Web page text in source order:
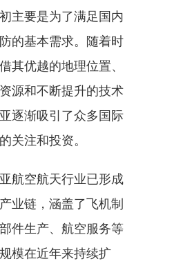
主要是为了满足国内
的基本需求。随着时
其优越的地理位置、
源和不断提升的技术
逐渐吸引了众多国际
关注和投资。
航空航天行业已形成
业链，涵盖了飞机制
件生产、航空服务等
模在近年来持续扩